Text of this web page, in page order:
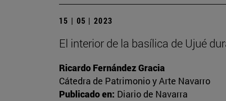
15 | 05 | 2023
El interior de la basílica de Ujué
Ricardo Fernández Gracia
Cátedra de Patrimonio y Arte Navarro
Publicado en: Diario de Navarra